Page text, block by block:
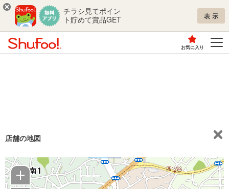
チラシ見てポイン
ト貯めて賞品GET
表示
お気に入り
店舗の地図